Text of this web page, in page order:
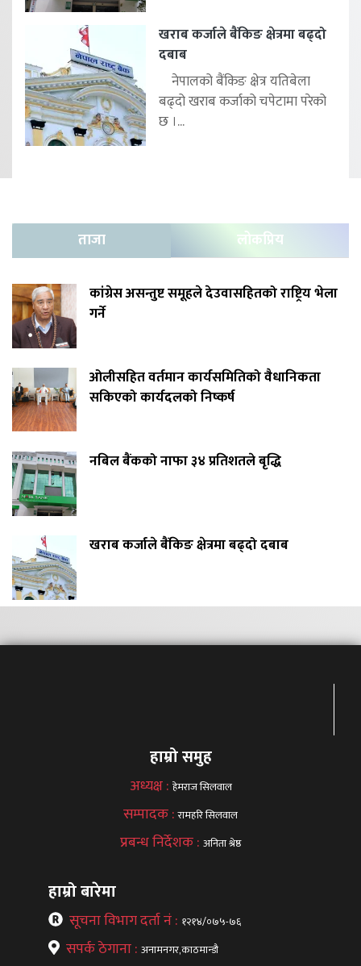
खराब कर्जाले बैंकिङ क्षेत्रमा बढ्दो
दबाब
नेपालको बैंकिङ क्षेत्र यतिबेला
बढ्दो खराब कर्जाको चपेटामा परेको
छ ।...
ताजा लोकप्रिय
कांग्रेस असन्तुष्ट समूहले देउवासहितको राष्ट्रिय भेला
गर्ने
ओलीसहित वर्तमान कार्यसमितिको वैधानिकता
सकिएको कार्यदलको निष्कर्ष
नबिल बैंकको नाफा ३४ प्रतिशतले बृद्धि
खराब कर्जाले बैंकिङ क्षेत्रमा बढ्दो दबाब
हाम्रो समुह
अध्यक्ष : हेमराज सिलवाल
सम्पादक :रामहरि सिलवाल
प्रबन्ध निर्देशक : अनिता श्रेष्ठ
हाम्रो बारेमा
सूचना विभाग दर्ता नं : १२१४/०७५-७६
सपर्क ठेगाना : अनामनगर,काठमान्डौ